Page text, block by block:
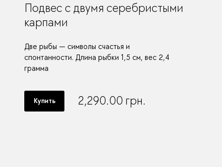
Подвес с двумя серебристыми
карпами
Две рыбы — символы счастья и
спонтанности. Длина рыбки 1,5 см, вес 2,4
грамма
Купить 2,290.00 грн.